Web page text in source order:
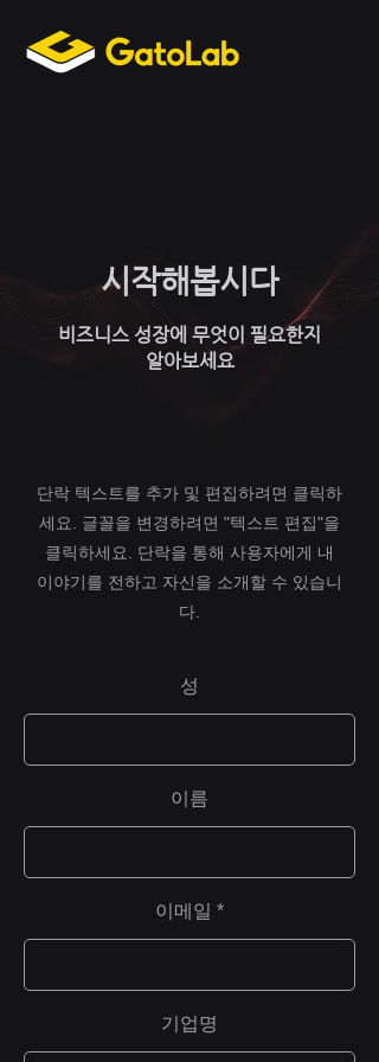
시작해봅시다
비즈니스 성장에 무엇이 필요한지
​알아보세요
단락 텍스트를 추가 및 편집하려면 클릭하
세요. 글꼴을 변경하려면 "텍스트 편집"을
클릭하세요. 단락을 통해 사용자에게 내
이야기를 전하고 자신을 소개할 수 있습니
다.
성
이름
이메일
기업명